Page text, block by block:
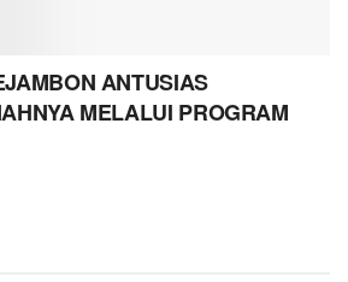
ANTUSIAS
MELALUI PROGRAM